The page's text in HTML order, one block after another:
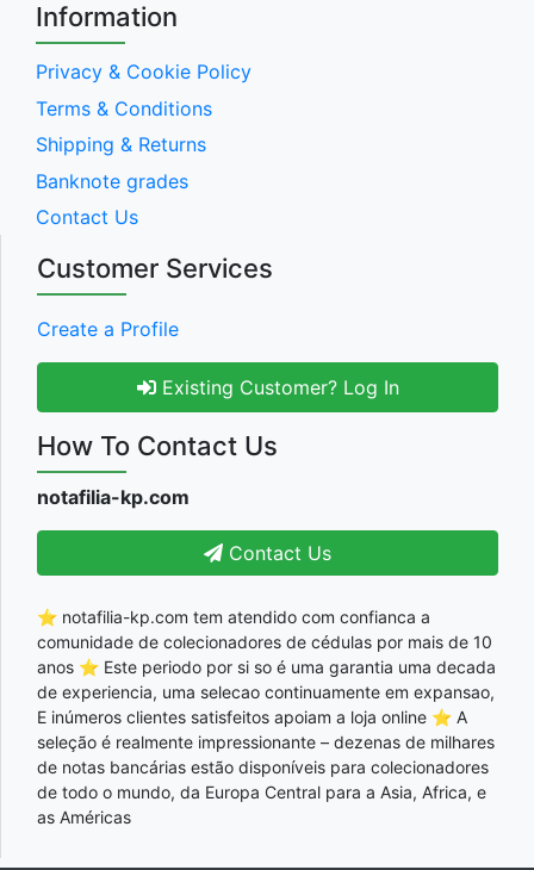
Information
Privacy & Cookie Policy
Terms & Conditions
Shipping & Returns
Banknote grades
Contact Us
Customer Services
Create a Profile
Existing Customer? Log In
How To Contact Us
notafilia-kp.com
Contact Us
⭐ notafilia-kp.com tem atendido com confianca a
comunidade de colecionadores de cédulas por mais de 10
anos ⭐ Este periodo por si so é uma garantia uma decada
de experiencia, uma selecao continuamente em expansao,
E inúmeros clientes satisfeitos apoiam a loja online ⭐ A
seleção é realmente impressionante – dezenas de milhares
de notas bancárias estão disponíveis para colecionadores
de todo o mundo, da Europa Central para a Asia, Africa, e
as Américas